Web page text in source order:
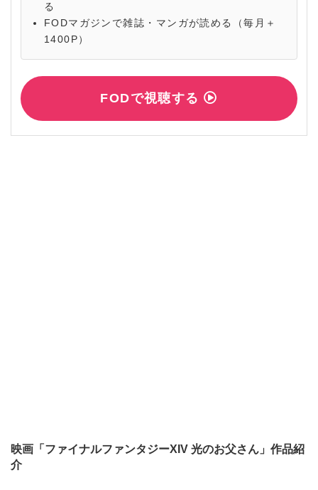
る
FODマガジンで雑誌・マンガが読める（毎月＋
1400P）
FODで視聴する
映画「ファイナルファンタジーXIV 光のお父さん」作品紹
介